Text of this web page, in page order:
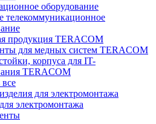
оборудование
телекоммуникационное
продукция TERACOM
для медных систем TERACOM
корпуса для IT-
TERACOM
все
для электромонтажа
электромонтажа